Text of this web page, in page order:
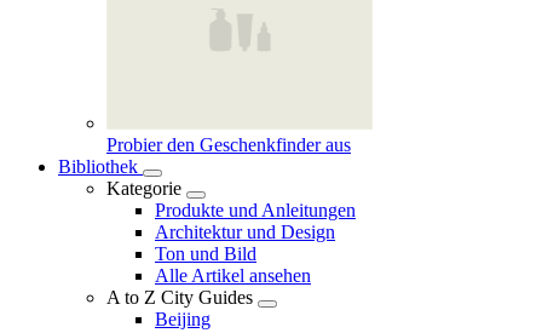
Probier den Geschenkfinder aus
Bibliothek
Kategorie
Produkte und Anleitungen
Architektur und Design
Ton und Bild
Alle Artikel ansehen
A to Z City Guides
Beijing